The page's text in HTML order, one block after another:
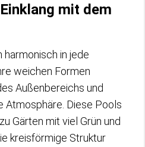
mit dem
harmonisch in jede
weichen Formen
Außenbereichs und
Atmosphäre. Diese Pools
Gärten mit viel Grün und
kreisförmige Struktur